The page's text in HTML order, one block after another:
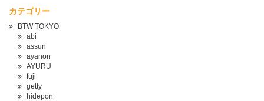
カテゴリー
BTW TOKYO
abi
assun
ayanon
AYURU
fuji
getty
hidepon